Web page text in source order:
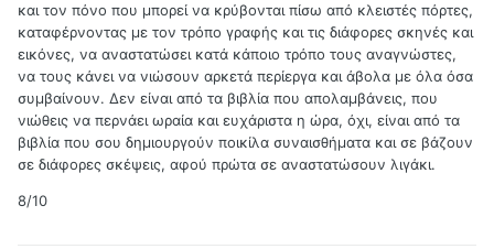
και τον πόνο που μπορεί να κρύβονται πίσω από κλειστές πόρτες,
καταφέρνοντας με τον τρόπο γραφής και τις διάφορες σκηνές και
εικόνες, να αναστατώσει κατά κάποιο τρόπο τους αναγνώστες,
να τους κάνει να νιώσουν αρκετά περίεργα και άβολα με όλα όσα
συμβαίνουν. Δεν είναι από τα βιβλία που απολαμβάνεις, που
νιώθεις να περνάει ωραία και ευχάριστα η ώρα, όχι, είναι από τα
βιβλία που σου δημιουργούν ποικίλα συναισθήματα και σε βάζουν
σε διάφορες σκέψεις, αφού πρώτα σε αναστατώσουν λιγάκι.
8/10